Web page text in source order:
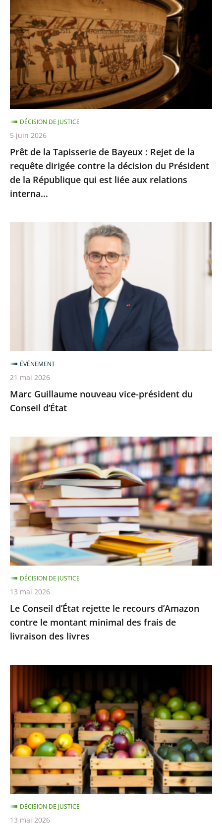
projet
la
Tapisserie
de
Bayeux
:
Rejet
de
la
requête
dirigée
contre
la
décision
du
de
Prêt de la Tapisserie de Bayeux : Rejet de la
requête dirigée contre la décision du Président
de la République qui est liée aux relations
interna...
DÉCISION DE JUSTICE
5 juin 2026
Marc Guillaume nouveau vice-président du
Conseil d’État
ÉVÉNEMENT
21 mai 2026
Conseil
d’État
rejette
le
recours
d’Amazon
contre
le
montant
minimal
des
frais
de
livraison
livres
Le Conseil d’État rejette le recours d’Amazon
contre le montant minimal des frais de
livraison des livres
DÉCISION DE JUSTICE
13 mai 2026
légumes
provenant
de
pays
hors
UE
contenant
des
résidus
DÉCISION DE JUSTICE
13 mai 2026